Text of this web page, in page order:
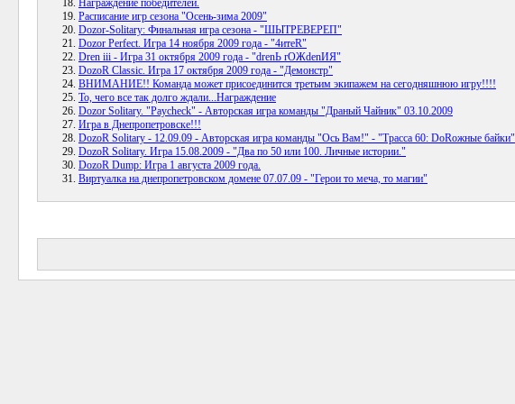
Награждение победителей.
Расписание игр сезона "Осень-зима 2009"
Dozor-Solitary: Финальная игра сезона - "ШЫТРЕВЕРЕП"
Dozor Perfect. Игра 14 ноября 2009 года - "4итеR"
Dren iii - Игра 31 октября 2009 года - "drenЬ rОЖdenИЯ"
DozoR Classic. Игра 17 октября 2009 года - "Демонстр"
ВНИМАНИЕ!! Команда может присоединится третьим экипажем на сегодняшнюю игру!!!!
То, чего все так долго ждали...Награждение
Dozor Solitary. "Paycheck" - Авторская игра команды "Драный Чайник" 03.10.2009
Игра в Днепропетровске!!!
DozoR Solitary - 12.09.09 - Авторская игра команды "Ось Вам!" - "Трасса 60: DоRожные байки"
DozoR Solitary. Игра 15.08.2009 - "Два по 50 или 100. Личные истории."
DozoR Dump: Игра 1 августа 2009 года.
Виртуалка на днепропетровском домене 07.07.09 - "Герои то меча, то магии"